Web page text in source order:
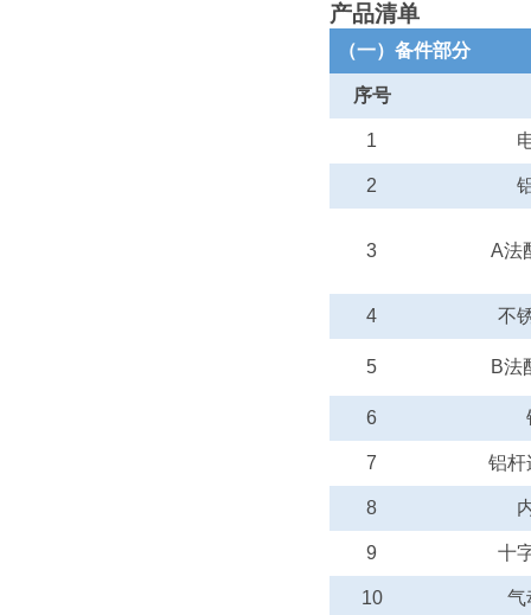
产品清单
（一）备件部分
序号
1
2
3 A法
4 不
5 B法
6
7 铝杆
8
9 十
10 气